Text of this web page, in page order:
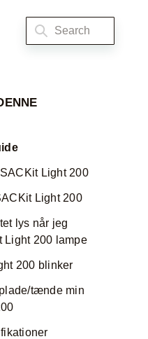
Light 200
Light 200
lys når jeg
200 lampe
200 blinker
tænde min